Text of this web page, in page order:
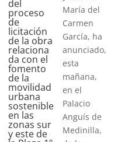
del
proceso
de
licitación
de la obra
relaciona
da con el
fomento
de la
movilidad
urbana
sostenible
en las
zonas sur
y este de
María del
Carmen
García, ha
anunciado,
esta
mañana,
en el
Palacio
Anguís de
Medinilla,